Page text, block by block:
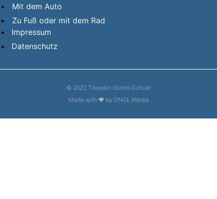
Mit dem Auto
Zu Fuß oder mit dem Rad
Impressum
Datenschutz
© 2022 Theodor-Storm-Schule
Made with ❤ by DNGL Media